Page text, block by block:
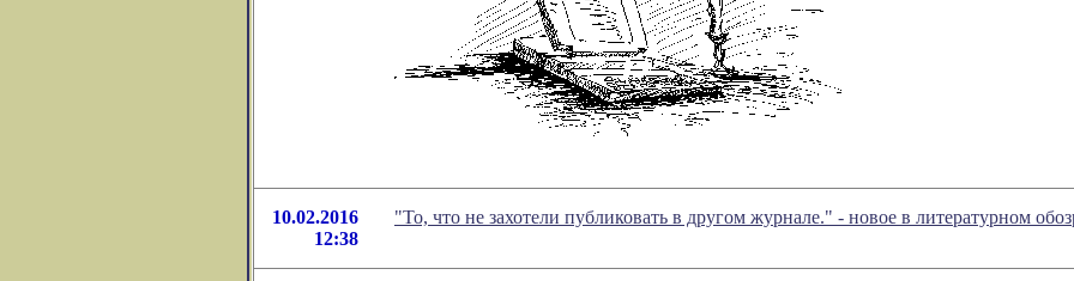
10.02.2016
12:38
"То, что не захотели публиковать в другом журнале." - новое в литературном